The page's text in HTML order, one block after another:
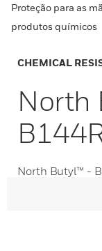
Proteção para as
produtos químicos
CHEMICAL
North
North Butyl™ -